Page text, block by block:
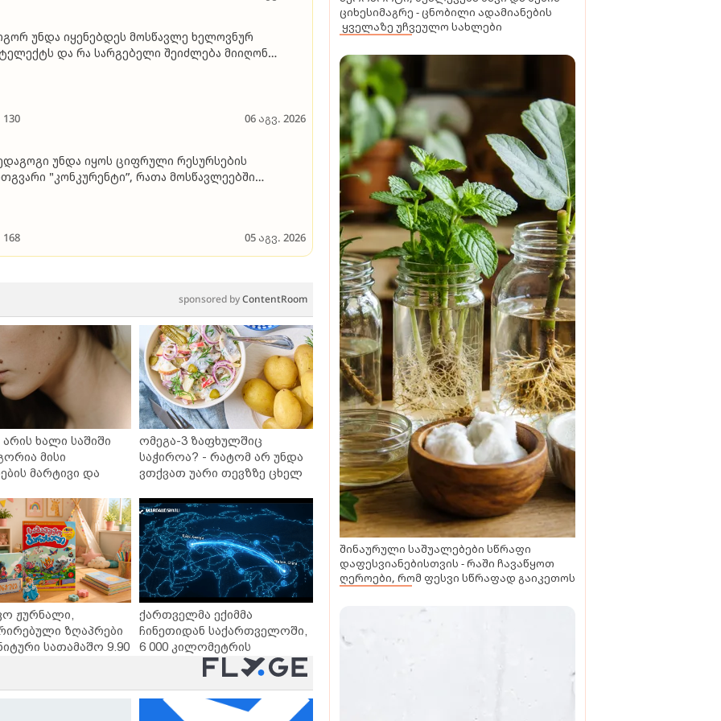
უნდა იყენებდეს მოსწავლე ხელოვნურ
და რა სარგებელი შეიძლება მიიღონ
130 06 აგვ. 2026
უნდა იყოს ციფრული რესურსების
"კონკურენტი”, რათა მოსწავლეებში
და რჩევები აბიტურიენტებს
168 05 აგვ. 2026
sponsored byContentRoom
ხალი საშიში
მისი
მარტივი და
ომეგა-3 ზაფხულშიც
საჭიროა? - რატომ არ უნდა
ვთქვათ უარი თევზზე ცხელ
ჟურნალი,
ზღაპრები
სათამაშო 9.90
ქართველმა ექიმმა
ჩინეთიდან საქართველოში,
6 000 კილომეტრის
დაშორებით,
ტელერობოტული ოპერაცია
ჩაატარა - ისტორია
დაწერილია
ციხესიმაგრე - ცნობილი ადამიანების
ყველაზე უჩვეულო სახლები
შინაურული საშუალებები სწრაფი
დაფესვიანებისთვის - რაში ჩავაწყოთ
ღეროები, რომ ფესვი სწრაფად გაიკეთოს